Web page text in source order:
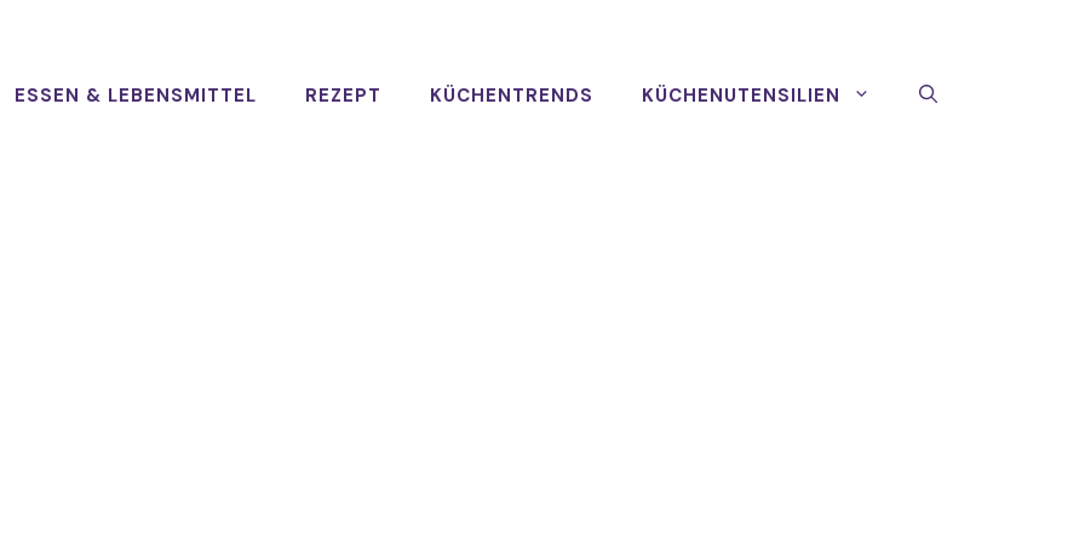
ESSEN & LEBENSMITTEL REZEPT KÜCHENTRENDS KÜCHENUTENSILIEN